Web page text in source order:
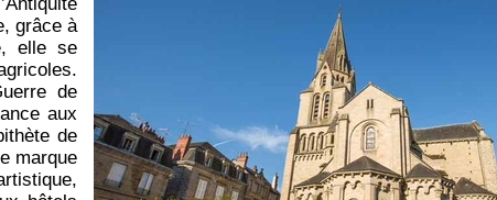
grâce à
elle se
de
aux
de
marque